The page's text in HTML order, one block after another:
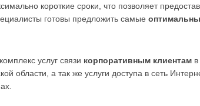
короткие сроки, что позволяет
готовы предложить самые
услуг связи корпоративным клиентам
области, а так же услуги доступа в сеть